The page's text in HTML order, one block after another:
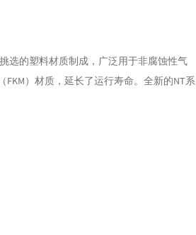
选的塑料材质制成，广泛用于非腐蚀性气
）材质，延长了运行寿命。全新的NT系